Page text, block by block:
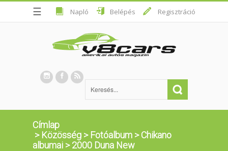
☰ Napló Belépés Regisztráció
Címlap
> Közösség > Fotóalbum >Chikano
albumai >2000 Duna New